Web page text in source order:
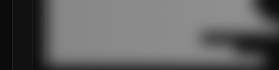
█████████████████████████████████████████████
█████████████████████████████████████████████████
███████████████████████████████████████
█████████████████████████████████████████████